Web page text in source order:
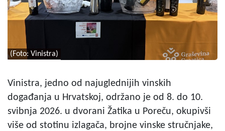
(Foto: Vinistra)
Vinistra, jedno od najuglednijih vinskih
događanja u Hrvatskoj, održano je od 8. do 10.
svibnja 2026. u dvorani Žatika u Poreču, okupivši
više od stotinu izlagača, brojne vinske stručnjake,